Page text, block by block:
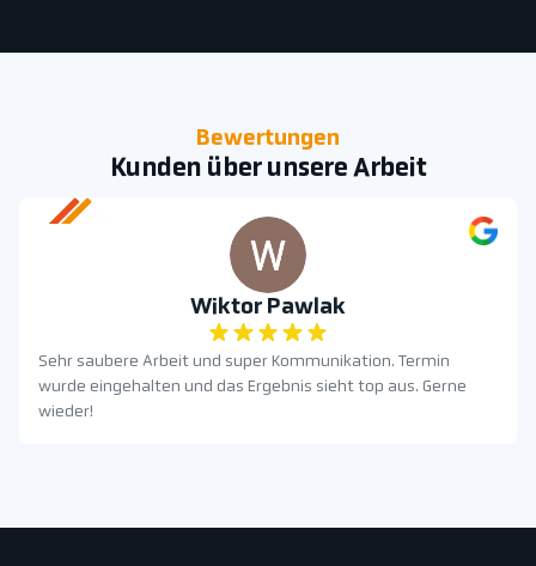
Bewertungen
Kunden über unsere Arbeit
Wiktor Pawlak
Sehr saubere Arbeit und super Kommunikation. Termin
wurde eingehalten und das Ergebnis sieht top aus. Gerne
wieder!